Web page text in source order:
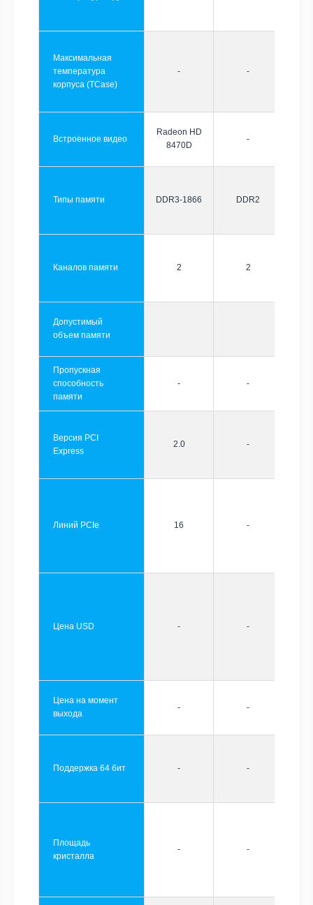
Максимальная
температура
корпуса (TCase)
- -
Встроенное видео
Radeon HD
8470D
-
Типы памяти DDR3-1866 DDR2
Каналов памяти 2 2
Допустимый
объем памяти
Пропускная
способность
памяти
- -
Версия PCI
Express
2.0 -
Линий PCIe 16 -
Цена USD - -
Цена на момент
выхода
- -
Поддержка 64 бит - -
Площадь
кристалла
- -